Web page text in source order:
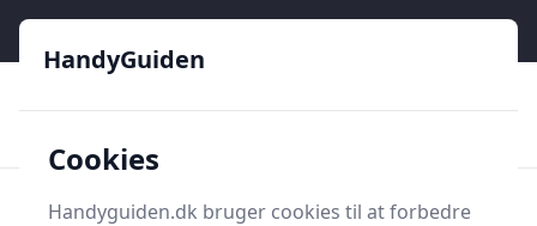
HandyGuiden
HandyGuiden
Cookies
Handyguiden.dk bruger cookies til at forbedre